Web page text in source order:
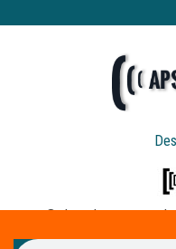
© derechos